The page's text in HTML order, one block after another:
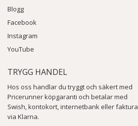
Blogg
Facebook
Instagram
YouTube
TRYGG HANDEL
Hos oss handlar du tryggt och säkert med
Pricerunner köpgaranti och betalar med
Swish, kontokort, internetbank eller faktura
via Klarna.